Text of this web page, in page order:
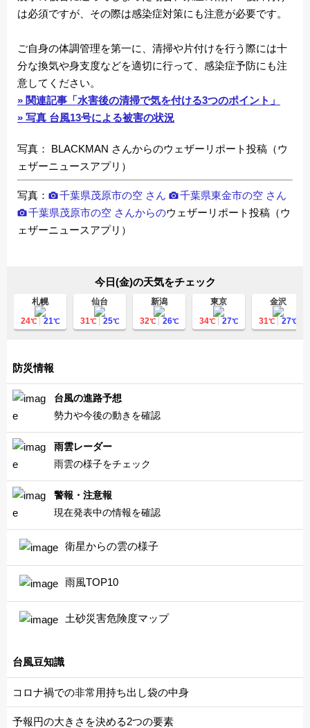
は必須ですが、その際は感染症対策にも注意が必要です。
ご自身の体調管理を第一に、清掃や片付けを行う際には十
分な換気や身支度などを適切に行って、感染症予防にも注
意してください。
» 関連記事「水害後の清掃で気を付ける3つのポイント」
» 写真 台風13号による被害の状況
写真： BLACKMAN さんからのウェザーリポート投稿（ウ
ェザーニュースアプリ）
写真： 千葉県茂原市の空 さん
千葉県東金市の空 さん
千葉県茂原市の空 さんからのウェザーリポート投稿（ウ
ェザーニュースアプリ）
今日(金)の天気をチェック
札幌
24℃ 21℃
仙台
31℃ 25℃
新潟
32℃ 26℃
東京
34℃ 27℃
金沢
31℃ 27℃
防災情報
台風の進路予想
勢力や今後の動きを確認
雨雲レーダー
雨雲の様子をチェック
警報・注意報
現在発表中の情報を確認
衛星からの雲の様子
雨風TOP10
土砂災害危険度マップ
台風豆知識
コロナ禍での非常用持ち出し袋の中身
予報円の大きさを決める2つの要素